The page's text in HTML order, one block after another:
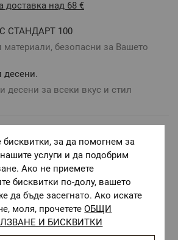
доставка над 68 €
СТАНДАРТ 100
материали, безопасни за Вашето
десени.
десени за всеки вкус и стил
с
за да помогнем за
услуги и да подобрим
Ако не приемете
бисквитки по-долу, вашето
да бъде засегнато. Ако искате
моля, прочететеОБЩИ
И БИСКВИТКИ